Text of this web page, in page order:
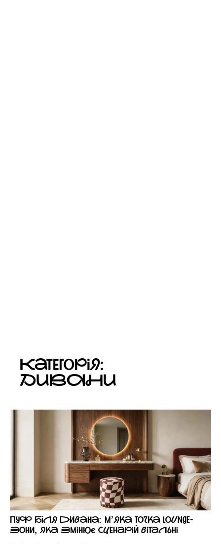
Категорія:
ДИВАНИ
Пуф біля дивана: м’яка точка lounge-
зони, яка змінює сценарій вітальні